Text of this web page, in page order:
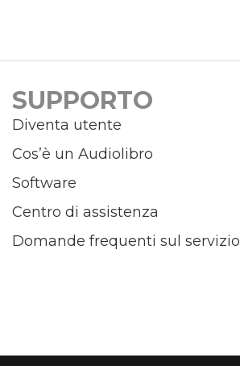
SUPPORTO
Diventa utente
Cos’è un Audiolibro
Software
Centro di assistenza
Domande frequenti sul servizio